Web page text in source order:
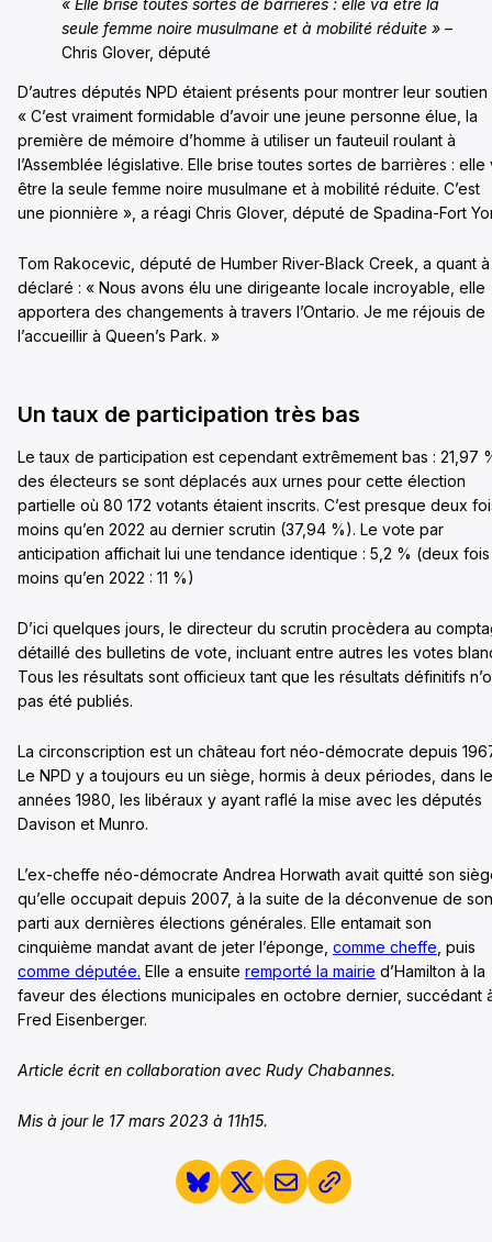
« Elle brise toutes sortes de barrières : elle va être la
seule femme noire musulmane et à mobilité réduite » –
Chris Glover, député
D’autres députés NPD étaient présents pour montrer leur soutien
« C’est vraiment formidable d’avoir une jeune personne élue, la
première de mémoire d’homme à utiliser un fauteuil roulant à
l’Assemblée législative. Elle brise toutes sortes de barrières : elle
être la seule femme noire musulmane et à mobilité réduite. C’est
une pionnière », a réagi Chris Glover, député de Spadina-Fort
Tom Rakocevic, député de Humber River-Black Creek, a quant à
déclaré : « Nous avons élu une dirigeante locale incroyable, elle
apportera des changements à travers l’Ontario. Je me réjouis de
l’accueillir à Queen’s Park. »
Un taux de participation très bas
Le taux de participation est cependant extrêmement bas : 21,97
des électeurs se sont déplacés aux urnes pour cette élection
partielle où 80 172 votants étaient inscrits. C’est presque deux
moins qu’en 2022 au dernier scrutin (37,94 %). Le vote par
anticipation affichait lui une tendance identique : 5,2 % (deux fois
moins qu’en 2022 : 11 %)
D’ici quelques jours, le directeur du scrutin procèdera au
détaillé des bulletins de vote, incluant entre autres les votes
Tous les résultats sont officieux tant que les résultats définitifs
pas été publiés.
La circonscription est un château fort néo-démocrate depuis
Le NPD y a toujours eu un siège, hormis à deux périodes, dans
années 1980, les libéraux y ayant raflé la mise avec les députés
Davison et Munro.
L’ex-cheffe néo-démocrate Andrea Horwath avait quitté son
qu’elle occupait depuis 2007, à la suite de la déconvenue de son
parti aux dernières élections générales. Elle entamait son
cinquième mandat avant de jeter l’éponge, comme cheffe , puis
comme députée. Elle a ensuite remporté la mairie d’Hamilton à la
faveur des élections municipales en octobre dernier, succédant
Fred Eisenberger.
Article écrit en collaboration avec Rudy Chabannes.
Mis à jour le 17 mars 2023 à 11h15.